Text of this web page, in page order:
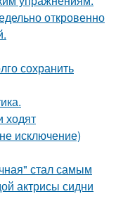
откровенно
сохранить
ходят
исключение)
стал самым
актрисы сидни